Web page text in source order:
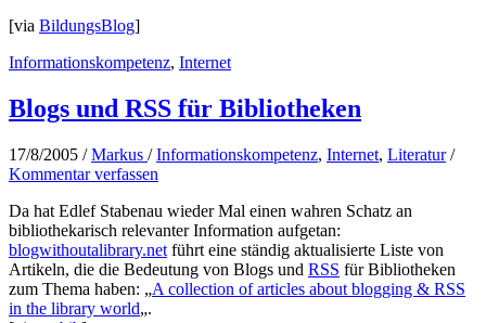
[via BildungsBlog]
Informationskompetenz, Internet
Blogs und RSS für Bibliotheken
17/8/2005 /Markus /Informationskompetenz, Internet, Literatur/
Kommentar verfassen
Da hat Edlef Stabenau wieder Mal einen wahren Schatz an
bibliothekarisch relevanter Information aufgetan:
blogwithoutalibrary.net führt eine ständig aktualisierte Liste von
Artikeln, die die Bedeutung von Blogs und RSS für Bibliotheken
zum Thema haben: „A collection of articles about blogging & RSS
in the library world„.